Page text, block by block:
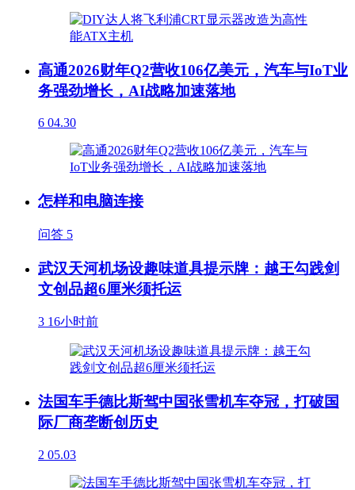
高通2026财年Q2营收106亿美元，汽车与IoT业
务强劲增长，AI战略加速落地
6 04.30
怎样和电脑连接
问答 5
武汉天河机场设趣味道具提示牌：越王勾践剑
文创品超6厘米须托运
3 16小时前
法国车手德比斯驾中国张雪机车夺冠，打破国
际厂商垄断创历史
2 05.03